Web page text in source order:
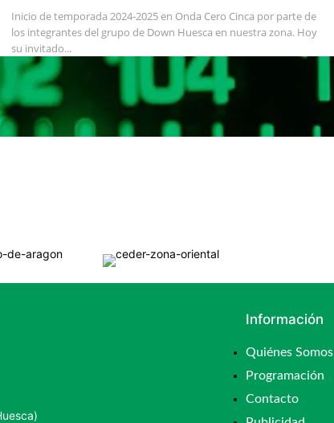
Inicio de temporada 2024-2025 en Onda Cero Cinca por parte de
los integrantes del grupo de Down Huesca en nuestra zona. Hoy
su invitado...
Información
Quiénes Somos
Programación
Contacto